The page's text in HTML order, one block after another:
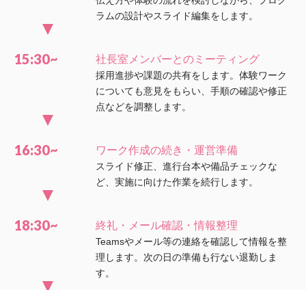
ラムの設計やスライド編集をします。
15:30~ 社長室メンバーとのミーティング
採用進捗や課題の共有をします。体験ワーク
についても意見をもらい、手順の確認や修正
点などを調整します。
16:30~ ワーク作成の続き・運営準備
スライド修正、進行台本や備品チェックな
ど、実施に向けた作業を続行します。
18:30~ 終礼・メール確認・情報整理
Teamsやメール等の連絡を確認して情報を整
理します。次の日の準備も行ない退勤しま
す。